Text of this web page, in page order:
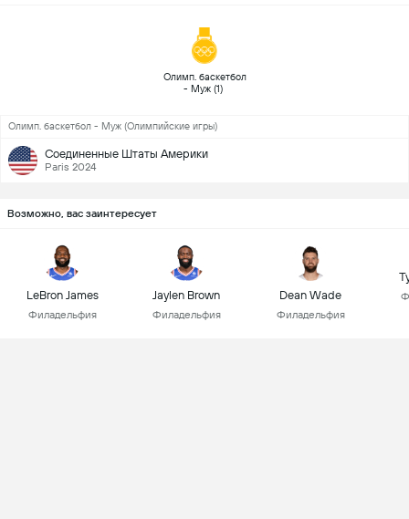
Олимп. баскетбол
Олимп. баскетбол - Муж (Олимпийские игры)
Соединенные Штаты Америки
Paris 2024
Возможно, вас заинтересует
LeBron James
Филадельфия
Jaylen Brown
Филадельфия
Dean Wade
Филадельфия